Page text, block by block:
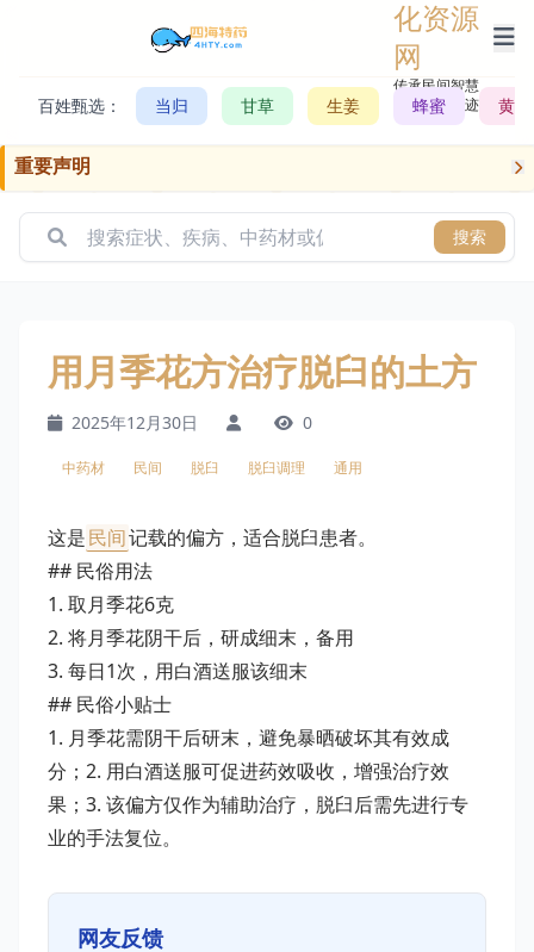
化资源
网
传承民间智慧，
记录历史轨迹
百姓甄选： 当归 甘草 生姜 蜂蜜 黄芪
重要声明
搜索
用月季花方治疗脱臼的土方
2025年12月30日 0
中药材 民间 脱臼 脱臼调理 通用
这是民间记载的偏方，适合脱臼患者。
## 民俗用法
1. 取月季花6克
2. 将月季花阴干后，研成细末，备用
3. 每日1次，用白酒送服该细末
## 民俗小贴士
1. 月季花需阴干后研末，避免暴晒破坏其有效成
分；2. 用白酒送服可促进药效吸收，增强治疗效
果；3. 该偏方仅作为辅助治疗，脱臼后需先进行专
业的手法复位。
网友反馈